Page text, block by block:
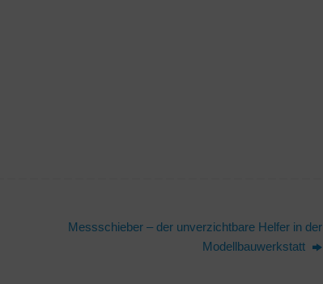
Messschieber – der unverzichtbare Helfer in der
Modellbauwerkstatt